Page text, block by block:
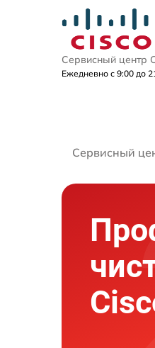
Сервисный центр
Ежедневно с 9:00 до
Сервисный